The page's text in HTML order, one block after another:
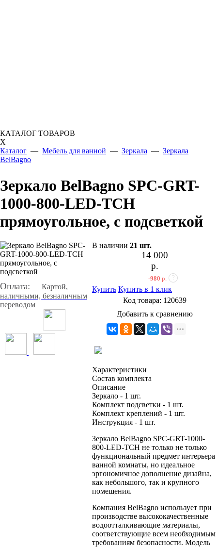
КАТАЛОГ ТОВАРОВ
X
Каталог — Мебель для ванной — Зеркала — Зеркала
BelBagno
Зеркало BelBagno SPC-GRT-
1000-800-LED-TCH
прямоугольное, с подсветкой
Оплата: Картой,
наличными, безналичным
переводом
В наличии 21 шт.
14 000
р.
-980 р. ?
Купить Купить в 1 клик
Код товара: 120639
Добавить к сравнению
Характеристики
Состав комплекта
Описание
Зеркало - 1 шт.
Комплект подсветки - 1 шт.
Комплект креплений - 1 шт.
Инструкция - 1 шт.
Зеркало BelBagno SPC-GRT-1000-
800-LED-TCH не только не только
функциональный предмет интерьера
ванной комнаты, но идеальное
эргономичное дополнение дизайна,
как небольшого, так и крупного
помещения.
Компания BelBagno использует при
производстве высококачественные
водоотталкивающие материалы,
соответствующие всем необходимым
требованиям безопасности. Модель